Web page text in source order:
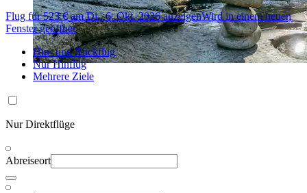
Flug für 523 € am Di., 6. Okt. 2026 anzeigenWird in einem neuen
Fenster geöffnet
Hin- und Rückflug
Nur Hinflug
Mehrere Ziele
Nur Direktflüge
Abreiseort